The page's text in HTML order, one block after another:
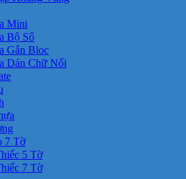
Mini
Bộ Số
Gắn Bloc
Dán Chữ Nổi
7 Tờ
5 Tờ
7 Tờ